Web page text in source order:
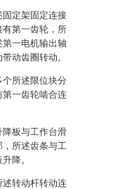
定架固定连接
第一齿轮，所
一电机输出轴
动齿圈转动。
所述限位块分
一齿轮啮合连
板与工作台滑
所述齿条与工
降。
转动杆转动连